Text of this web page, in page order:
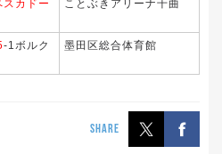
スカドー
ことぶきアリーナ千曲
-1ボルク
墨田区総合体育館
SHARE